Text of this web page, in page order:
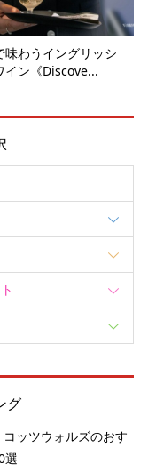
味わうイングリッシ
イン《Discove...
グ
ッツウォルズのおす
選